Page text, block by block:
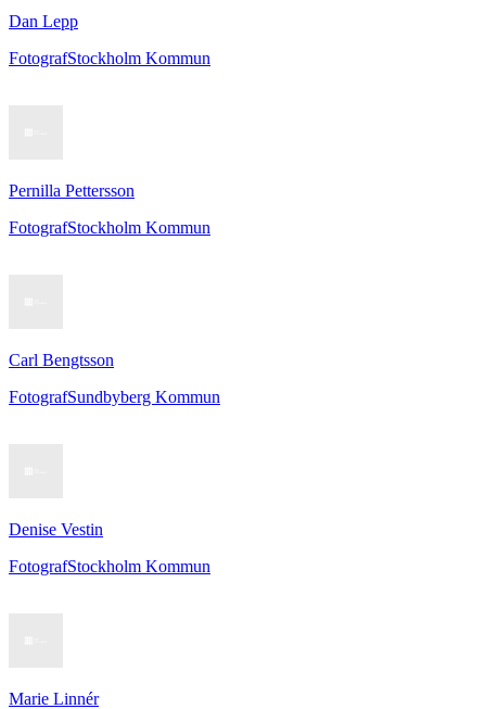
Dan Lepp
FotografStockholm Kommun
Pernilla Pettersson
FotografStockholm Kommun
Carl Bengtsson
FotografSundbyberg Kommun
Denise Vestin
FotografStockholm Kommun
Marie Linnér